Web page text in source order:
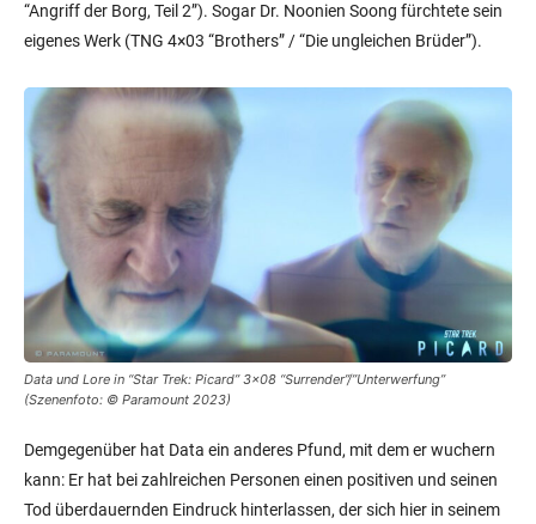
“Angriff der Borg, Teil 2”). Sogar Dr. Noonien Soong fürchtete sein
eigenes Werk (TNG 4×03 “Brothers” / “Die ungleichen Brüder”).
Data und Lore in “Star Trek: Picard” 3×08 “Surrender”/”Unterwerfung”
(Szenenfoto: © Paramount 2023)
Demgegenüber hat Data ein anderes Pfund, mit dem er wuchern
kann: Er hat bei zahlreichen Personen einen positiven und seinen
Tod überdauernden Eindruck hinterlassen, der sich hier in seinem